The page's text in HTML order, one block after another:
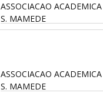
ASSOCIACAO ACADEMICA
S. MAMEDE
ASSOCIACAO ACADEMICA
S. MAMEDE